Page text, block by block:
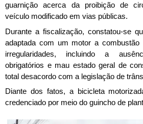
guarnição acerca da proibição de
veículo modificado em vias públicas.
Durante a fiscalização, constatou-se
adaptada com um motor a combustão
irregularidades, incluindo a
obrigatórios e mau estado geral de
total desacordo com a legislação de
Diante dos fatos, a bicicleta
credenciado por meio do guincho de